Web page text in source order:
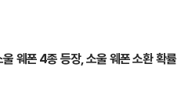
울 웨폰 4종 등장, 소울 웨폰 소환 확률